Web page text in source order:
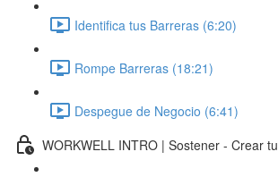
Identifica tus Barreras (6:20)
Rompe Barreras (18:21)
Despegue de Negocio (6:41)
WORKWELL INTRO | Sostener - Crear